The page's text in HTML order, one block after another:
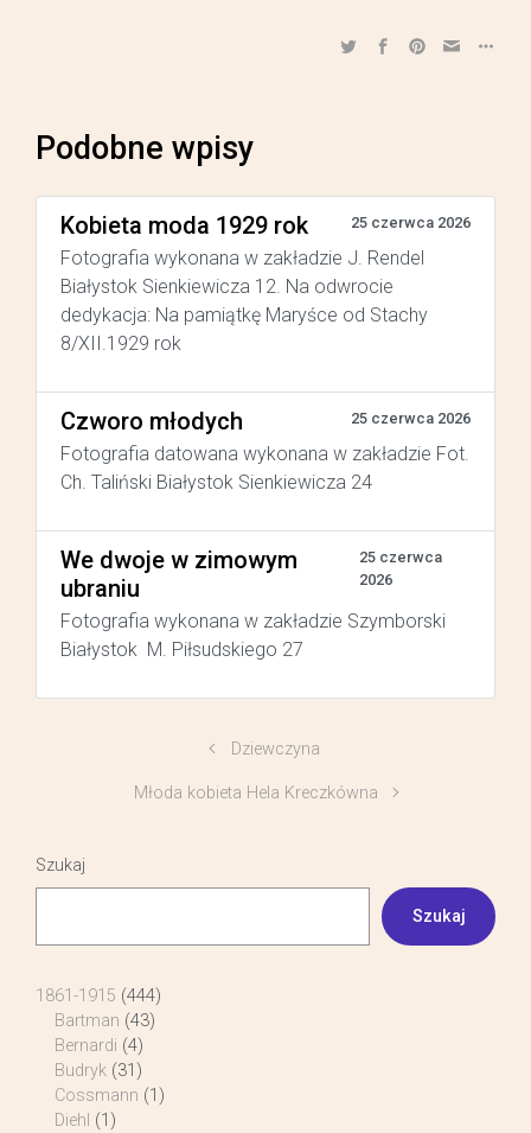
Podobne wpisy
Kobieta moda 1929 rok 25 czerwca 2026
Fotografia wykonana w zakładzie J. Rendel
Białystok Sienkiewicza 12. Na odwrocie
dedykacja: Na pamiątkę Maryśce od Stachy
8/XII.1929 rok
Czworo młodych 25 czerwca 2026
Fotografia datowana wykonana w zakładzie Fot.
Ch. Taliński Białystok Sienkiewicza 24
We dwoje w zimowym
ubraniu
25 czerwca
2026
Fotografia wykonana w zakładzie Szymborski
Białystok M. Piłsudskiego 27
Dziewczyna
Młoda kobieta Hela Kreczkówna
Szukaj
Szukaj
1861-1915 (444)
Bartman (43)
Bernardi (4)
Budryk (31)
Cossmann (1)
Diehl (1)